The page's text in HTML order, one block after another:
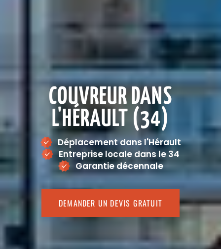
COUVREUR DANS
L'HÉRAULT (34)
Déplacement dans l'Hérault
Entreprise locale dans le 34
Garantie décennale
DEMANDER UN DEVIS GRATUIT